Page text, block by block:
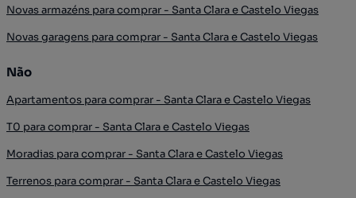
Novas armazéns para comprar - Santa Clara e Castelo Viegas
Novas garagens para comprar - Santa Clara e Castelo Viegas
Não
Apartamentos para comprar - Santa Clara e Castelo Viegas
T0 para comprar - Santa Clara e Castelo Viegas
Moradias para comprar - Santa Clara e Castelo Viegas
Terrenos para comprar - Santa Clara e Castelo Viegas